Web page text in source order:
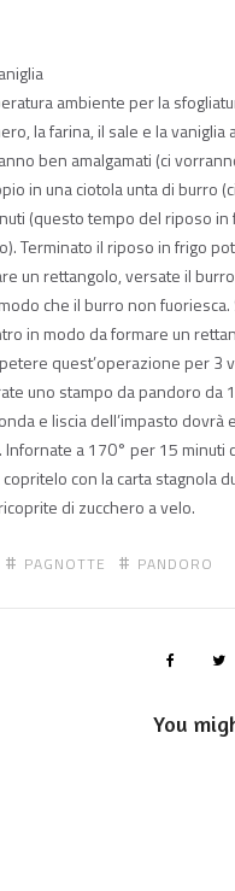
ambiente per la
la farina, il sale e la
ben amalgamati (ci
in una ciotola unta di burro
(questo tempo del riposo
Terminato il riposo in frigo
un rettangolo, versate il
che il burro non
in modo da formare un
quest’operazione per 3
uno stampo da pandoro da
e liscia dell’impasto
a 170° per 15 minuti
con la carta stagnola
di zucchero a velo.
PAGNOTTE PANDORO
You